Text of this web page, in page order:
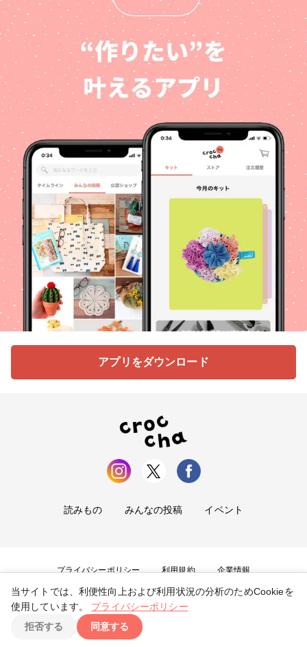
アプリをダウンロード
読みもの みんなの投稿 イベント
プライバシーポリシー 利用規約 企業情報
お問い合わせ
Copyright ©2026tryangle Co., Ltd. All Rights Reserved.
当サイトでは、利便性向上および利用状況の分析のためCookieを
使用しています。
プライバシーポリシー
拒否する
同意する